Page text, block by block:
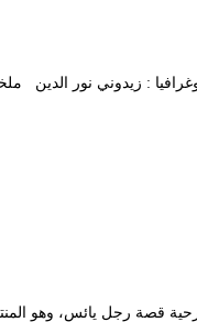
: زيدوني نور
المسرحية قصة رجل يائس،